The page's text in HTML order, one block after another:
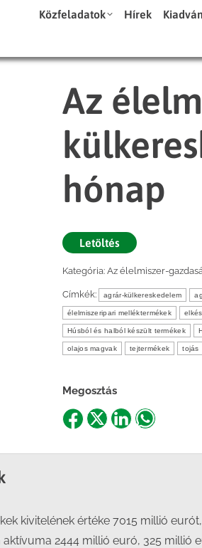
Közfeladatok Hírek
Az
hónap
Letöltés
Kategória: Az élelmiszer-
Címkék: agrár-külkereskedelem
élelmiszeripari melléktermékek
Húsból és halból készült termékek
olajos magvak tejtermékek tojás
Megosztás
ShareShareShareShare
kivitelének értéke 7015 millió
2444 millió euró, 325 millió